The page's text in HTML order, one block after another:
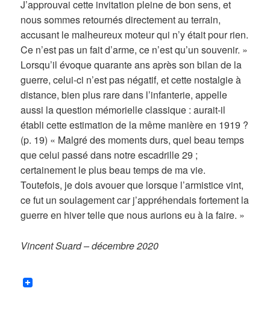
J’approuvai cette invitation pleine de bon sens, et
nous sommes retournés directement au terrain,
accusant le malheureux moteur qui n’y était pour rien.
Ce n’est pas un fait d’arme, ce n’est qu’un souvenir. »
Lorsqu’il évoque quarante ans après son bilan de la
guerre, celui-ci n’est pas négatif, et cette nostalgie à
distance, bien plus rare dans l’infanterie, appelle
aussi la question mémorielle classique : aurait-il
établi cette estimation de la même manière en 1919 ?
(p. 19) « Malgré des moments durs, quel beau temps
que celui passé dans notre escadrille 29 ;
certainement le plus beau temps de ma vie.
Toutefois, je dois avouer que lorsque l’armistice vint,
ce fut un soulagement car j’appréhendais fortement la
guerre en hiver telle que nous aurions eu à la faire. »
Vincent Suard – décembre 2020